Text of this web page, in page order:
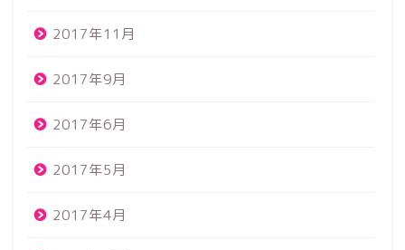
2017年11月
2017年9月
2017年6月
2017年5月
2017年4月